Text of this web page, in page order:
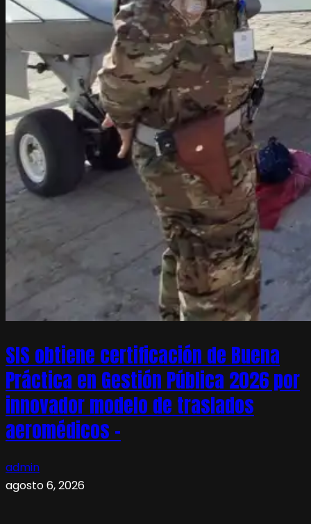
SIS obtiene certificación de Buena
Práctica en Gestión Pública 2026 por
innovador modelo de traslados
aeromédicos –
admin
agosto 6, 2026